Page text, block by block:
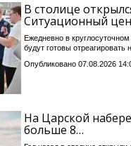
В столице
Ситуационный
Ежедневно в
будут готовы
Опубликовано 07.08.2026
На Царской
больше 8…